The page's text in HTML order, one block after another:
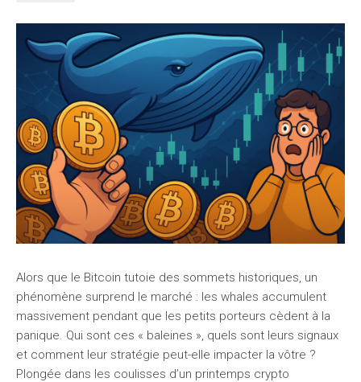
Alors que le Bitcoin tutoie des sommets historiques, un
phénomène surprend le marché : les whales accumulent
massivement pendant que les petits porteurs cèdent à la
panique. Qui sont ces « baleines », quels sont leurs signaux
et comment leur stratégie peut-elle impacter la vôtre ?
Plongée dans les coulisses d’un printemps crypto